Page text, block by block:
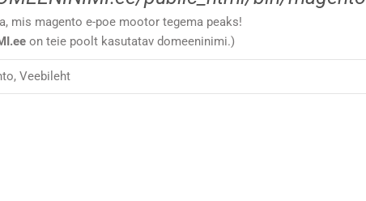
mis magento e-poe mootor tegema peaks!
on teie poolt kasutatav domeeninimi.)
, Veebileht